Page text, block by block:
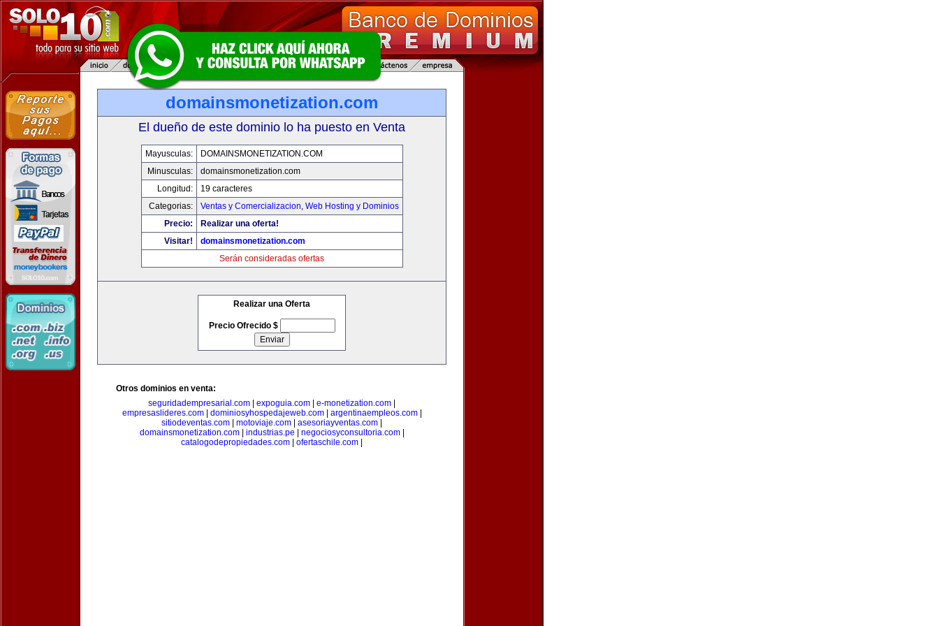
domainsmonetization.com
El dueño de este dominio lo ha puesto en Venta
Mayusculas:
DOMAINSMONETIZATION.COM
Minusculas:
domainsmonetization.com
Longitud:
19 caracteres
Categorias:
Ventas y Comercializacion, Web Hosting y Dominios
Precio:
Realizar una oferta!
Visitar!
domainsmonetization.com
Serán consideradas ofertas
Realizar una Oferta
Precio Ofrecido $
Otros dominios en venta:
seguridadempresarial.com
expoguia.com e-monetization.com
empresaslideres.com| dominiosyhospedajeweb.com| argentinaempleos.com|
sitiodeventas.com
motoviaje.com asesoriayventas.com
domainsmonetization.com| industrias.pe negociosyconsultoria.com|
catalogodepropiedades.com
ofertaschile.com